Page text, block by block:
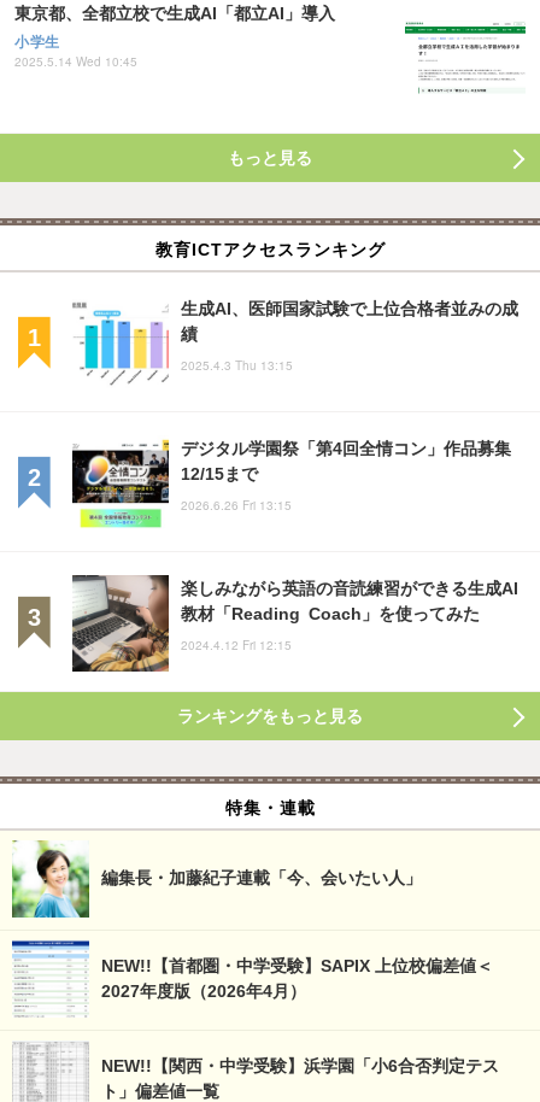
東京都、全都立校で生成AI「都立AI」導入
小学生
2025.5.14 Wed 10:45
もっと見る
教育ICTアクセスランキング
生成AI、医師国家試験で上位合格者並みの成
績
2025.4.3 Thu 13:15
デジタル学園祭「第4回全情コン」作品募集
12/15まで
2026.6.26 Fri 13:15
楽しみながら英語の音読練習ができる生成AI
教材「Reading Coach」を使ってみた
2024.4.12 Fri 12:15
ランキングをもっと見る
特集・連載
編集長・加藤紀子連載「今、会いたい人」
NEW!!【首都圏・中学受験】SAPIX 上位校偏差値＜
2027年度版（2026年4月）
NEW!!【関西・中学受験】浜学園「小6合否判定テス
ト」偏差値一覧